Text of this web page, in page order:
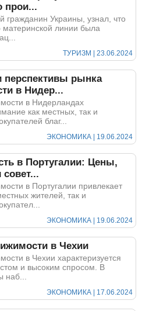
прои...
гражданин Украины, узнал, что
материнской линии была
ТУРИЗМ | 23.06.2024
перспективы рынка
в Нидер...
в Нидерландах
как местных, так и
благ...
ЭКОНОМИКА | 19.06.2024
в Португалии: Цены,
совет...
в Португалии привлекает
жителей, так и
ЭКОНОМИКА | 19.06.2024
в Чехии
в Чехии характеризуется
и высоким спросом. В
наб...
ЭКОНОМИКА | 17.06.2024